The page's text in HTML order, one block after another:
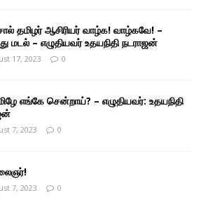
தமிழர் ஆசிரியர் வாழ்க! வாழ்கவே! –
மடல் – எழுதியவர் உதயநிதி நடராஜன்
17, 2023 0
எங்கே சென்றாய்? – எழுதியவர்: உதயநிதி
7, 2023 0
7, 2023 0